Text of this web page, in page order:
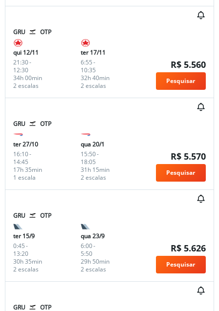
GRU OTP
qui 12/11
21:30-
12:30
2 escalas
34h 00min
ter 17/11
6:55-
10:35
2 escalas
32h 40min
R$ 5.560
Pesquisar
GRU OTP
ter 27/10
16:10-
14:45
1 escala
17h 35min
qua 20/1
15:50-
18:05
2 escalas
31h 15min
R$ 5.570
Pesquisar
GRU OTP
ter 15/9
0:45-
13:20
2 escalas
30h 35min
qua 23/9
6:00-
5:50
2 escalas
29h 50min
R$ 5.626
Pesquisar
GRU OTP